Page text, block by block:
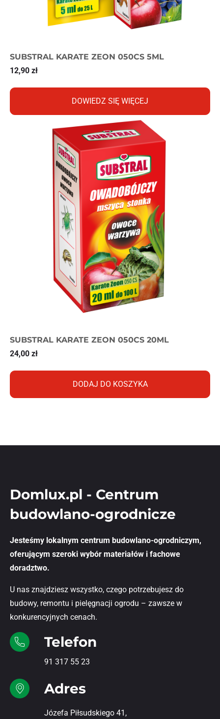
SUBSTRAL KARATE ZEON 050CS 5ML
12,90 zł
DOWIEDZ SIĘ WIĘCEJ
SUBSTRAL KARATE ZEON 050CS 20ML
24,00 zł
DODAJ DO KOSZYKA
Domlux.pl - Centrum
budowlano-ogrodnicze
Jesteśmy lokalnym centrum budowlano-ogrodniczym,
oferującym szeroki wybór materiałów i fachowe
doradztwo.
U nas znajdziesz wszystko, czego potrzebujesz do
budowy, remontu i pielęgnacji ogrodu – zawsze w
konkurencyjnych cenach.
Telefon
91 317 55 23
Adres
Józefa Piłsudskiego 41,